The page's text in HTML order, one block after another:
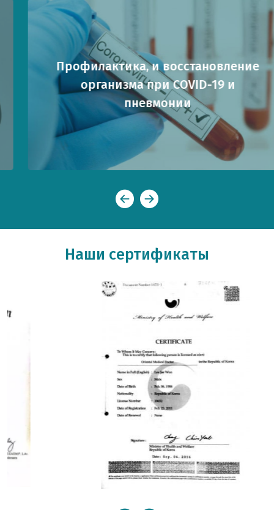
Профилактика, и восстановление
организма при COVID-19 и
пневмонии
Наши сертификаты